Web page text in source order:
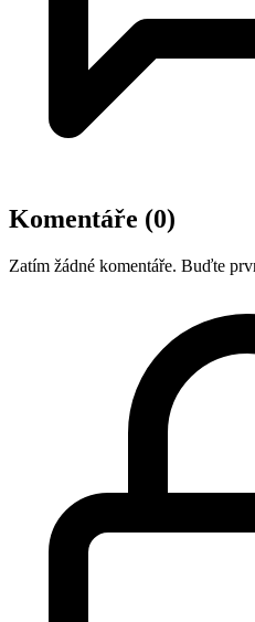
Komentáře (0)
Zatím žádné komentáře. Buďte